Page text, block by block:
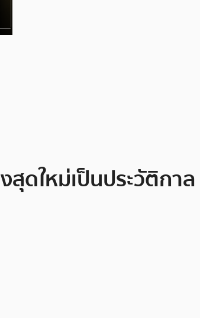
ดใหม่เป็นประวัติกาล